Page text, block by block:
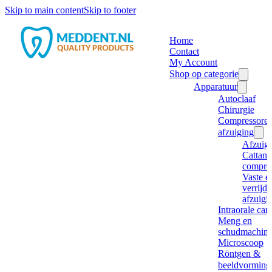
Skip to main contentSkip to footer
Home
Contact
My Account
Shop op categorie
Apparatuur
Autoclaaf
Chirurgie
afzuiging
Cattani
Vaste
Intraorale
Meng en
Microscoop
Röntgen &
beeldvorming